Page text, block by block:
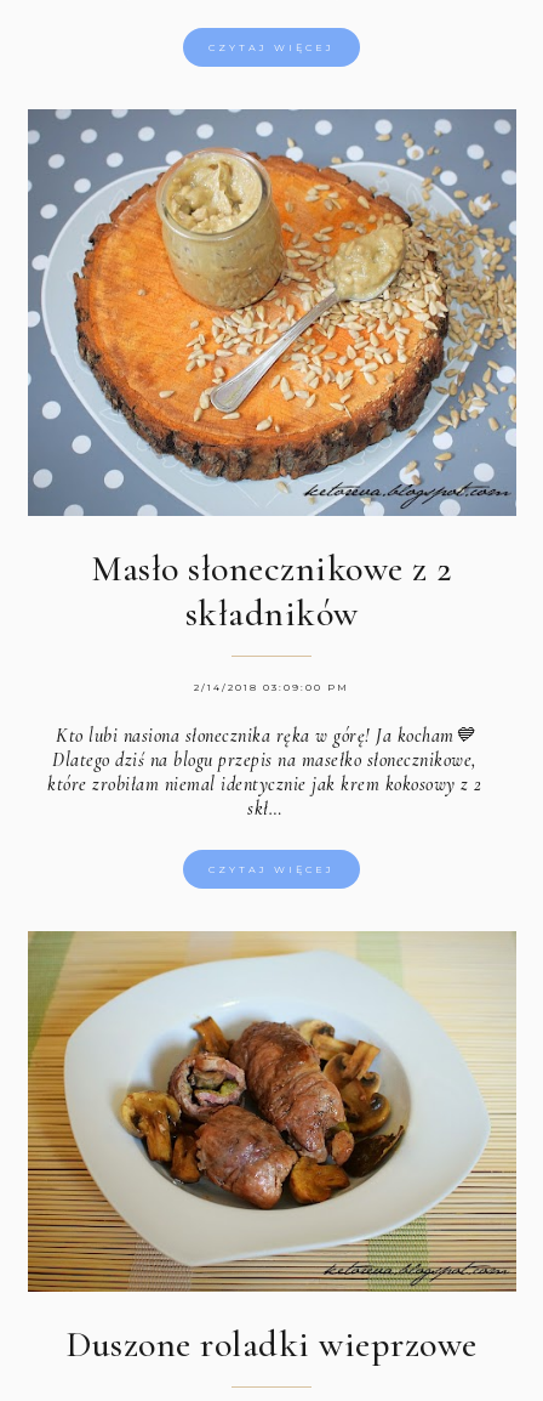
CZYTAJ WIĘCEJ
Masło słonecznikowe z 2
składników
2/14/2018 03:09:00 PM
Kto lubi nasiona słonecznika ręka w górę! Ja kocham💙
Dlatego dziś na blogu przepis na masełko słonecznikowe,
które zrobiłam niemal identycznie jakkrem kokosowy z 2
skł…
CZYTAJ WIĘCEJ
Duszone roladki wieprzowe